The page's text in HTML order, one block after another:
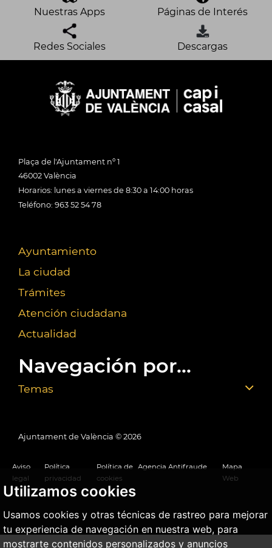
Utilizamos cookies
Usamos cookies y otras técnicas de rastreo para mejorar
tu experiencia de navegación en nuestra web, para
mostrarte contenidos personalizados y anuncios
Nuestras Apps Páginas de Interés
Redes Sociales Descargas
Plaça de l'Ajuntament nº 1
46002 València
Horarios: lunes a viernes de 8:30 a 14:00 horas
Teléfono: 963 52 54 78
Ayuntamiento
La ciudad
Trámites
Atención ciudadana
Actualidad
Navegación por...
Temas
Ajuntament de València © 2026
Aviso
legal
Política
privacidad
Política de
cookies
Agencia Antifraude
Mapa
Web